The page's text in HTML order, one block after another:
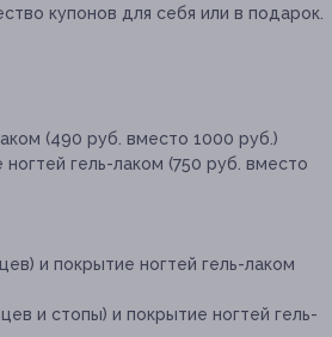
купонов для себя или в подарок.
(490 руб. вместо 1000 руб.)
гель-лаком (750 руб. вместо
и покрытие ногтей гель-лаком
и стопы) и покрытие ногтей гель-